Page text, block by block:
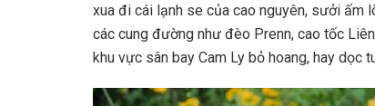
xua đi cái lạnh se của cao nguyên, sưởi ấm
các cung đường như đèo Prenn, cao tốc
khu vực sân bay Cam Ly bỏ hoang, hay